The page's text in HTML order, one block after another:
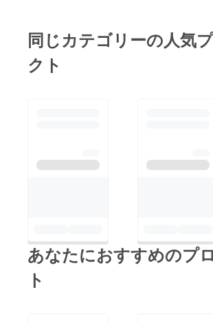
同じカテゴリーの人気
クト
あなたにおすすめのプ
ト